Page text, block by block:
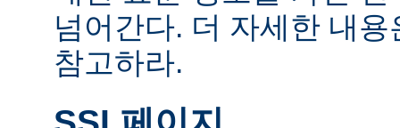
넘어간다. 더 자세한 내
참고하라.